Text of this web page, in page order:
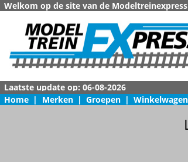
Welkom op de site van de Modeltreinexpress
Home | Merken | Groepen | Winkelwagen